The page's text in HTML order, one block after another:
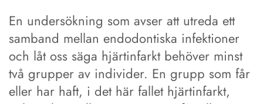
En undersökning som avser att utreda ett
samband mellan endodontiska infektioner
och låt oss säga hjärtinfarkt behöver minst
två grupper av individer. En grupp som får
eller har haft, i det här fallet hjärtinfarkt,